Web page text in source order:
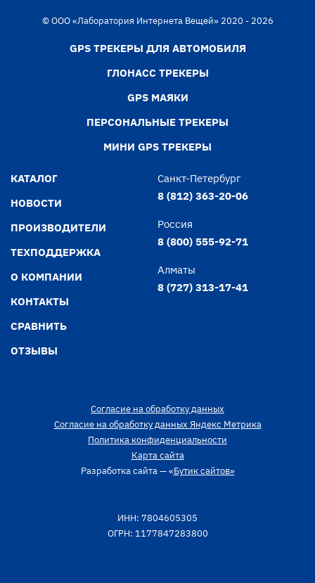
© ООО «Лаборатория Интернета Вещей» 2020 - 2026
GPS ТРЕКЕРЫ ДЛЯ АВТОМОБИЛЯ
ГЛОНАСС ТРЕКЕРЫ
GPS МАЯКИ
ПЕРСОНАЛЬНЫЕ ТРЕКЕРЫ
МИНИ GPS ТРЕКЕРЫ
КАТАЛОГ
НОВОСТИ
ПРОИЗВОДИТЕЛИ
ТЕХПОДДЕРЖКА
О КОМПАНИИ
КОНТАКТЫ
СРАВНИТЬ
ОТЗЫВЫ
Санкт-Петербург
8 (812) 363-20-06
Россия
8 (800) 555-92-71
Алматы
8 (727) 313-17-41
Согласие на обработку данных
Согласие на обработку данных Яндекс Метрика
Политика конфиденциальности
Карта сайта
Разработка сайта — «Бутик сайтов»
ИНН: 7804605305
ОГРН: 1177847283800